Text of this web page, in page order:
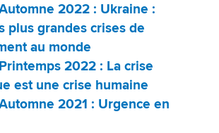
2022 : Ukraine :
plus grandes crises de
au monde
2022 : La crise
est une crise humaine
2021 : Urgence en